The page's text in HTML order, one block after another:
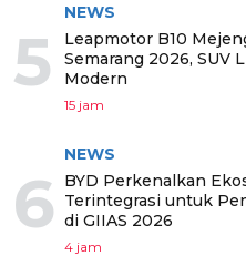
5
NEWS
Leapmotor B10
Semarang 2026, SUV
Modern
15 jam
6
NEWS
BYD Perkenalkan
Terintegrasi untuk
di GIIAS 2026
4 jam